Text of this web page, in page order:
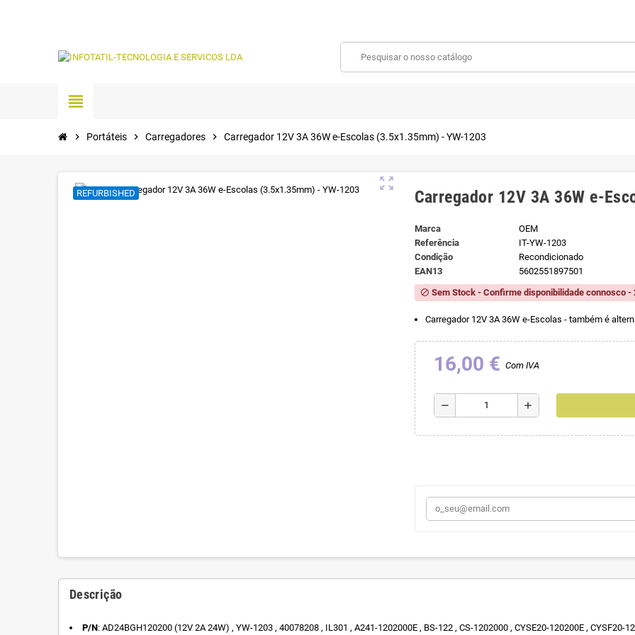
view_headline
chevron_right Portáteis chevron_right Carregadores chevron_right Carregador 12V 3A 36W e-Escolas (3.5x1.35mm) - YW-1203
zoom_out_map
REFURBISHED Carregador 12V 3A 36W e-
Marca
OEM
Referência
IT-YW-1203
Condição
Recondicionado
EAN13
5602551897501
block Sem Stock - Confirme disponibilidade connosco -
Carregador 12V 3A 36W e-Escolas - também é
16,00 € Com IVA
remove add
Descrição
P/N: AD24BGH120200 (12V 2A 24W) , YW-1203 , 40078208 , IL301 , A241-1202000E , BS-122 , CS-1202000 , CYSE20-120200E , CYSF20-